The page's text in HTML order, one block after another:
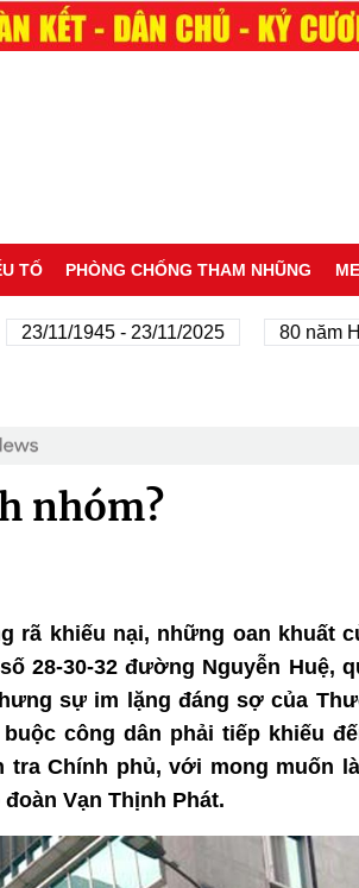
TỐ PHÒNG CHỐNG THAM NHŨNG
11/1945 - 23/11/2025 80 năm Hành
nhóm?
rã khiếu nại, những oan khuất
28-30-32 đường Nguyễn Huệ,
sự im lặng đáng sợ của
công dân phải tiếp khiếu
tra Chính phủ, với mong muốn
Vạn Thịnh Phát.